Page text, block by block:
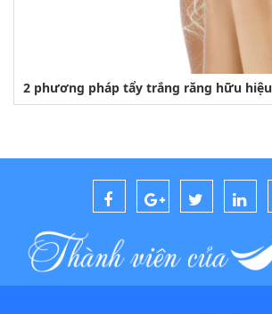
2 phương pháp tẩy trắng răng hữu hiệu